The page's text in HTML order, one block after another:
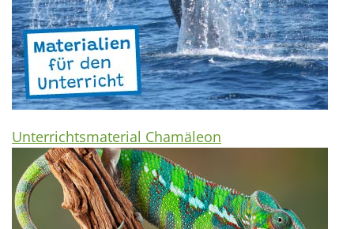
Unterrichtsmaterial Chamäleon